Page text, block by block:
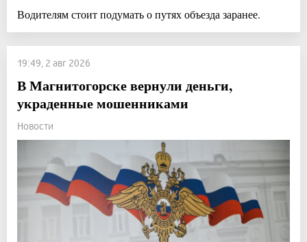
Водителям стоит подумать о путях объезда заранее.
19:49, 2 авг 2026
В Магнитогорске вернули деньги,
украденные мошенниками
Новости